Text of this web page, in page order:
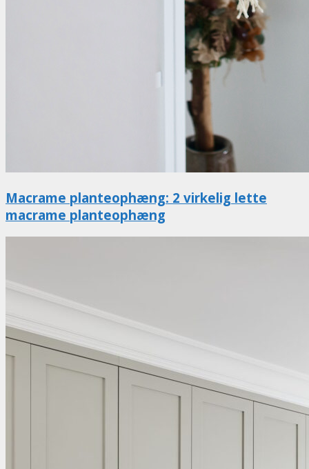
Macrame planteophæng: 2 virkelig lette
macrame planteophæng